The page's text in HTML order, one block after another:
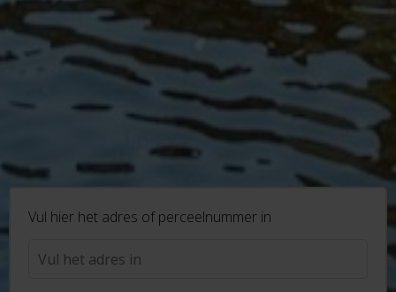
Vul hier het adres of perceelnummer in